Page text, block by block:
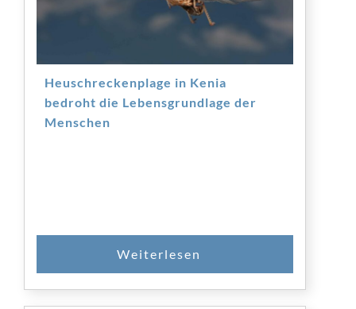
Heuschreckenplage in Kenia
bedroht die Lebensgrundlage der
Menschen